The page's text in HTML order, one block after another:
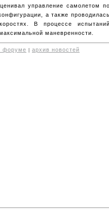
управление самолетом по
а также проводилась
В процессе испытаний
маневренности.
форуме архив новостей